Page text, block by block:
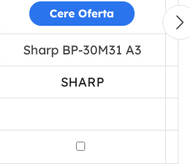
Cere Oferta
Sharp BP-30M31 A3
SHARP